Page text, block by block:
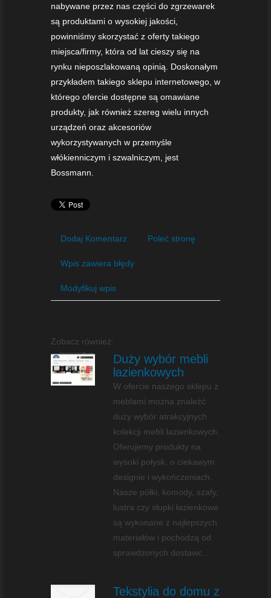
nabywane przez nas części do zgrzewarek
są produktami o wysokiej jakości,
powinniśmy skorzystać z oferty takiego
miejsca/firmy, która od lat cieszy się na
rynku nieposzlakowaną opinią. Doskonałym
przykładem takiego sklepu internetowego, w
którego ofercie dostępne są omawiane
produkty, jak również szereg wielu innych
urządzeń oraz akcesoriów
wykorzystywanych w przemyśle
włókienniczym i szwalniczym, jest
Bossmann.
Dodaj Komentarz Poleć stronę
Wpis zawiera błędy
Modyfikuj wpis
Zobacz również:
Duży wybór mebli
łazienkowych
W ofercie naszego sklepu z
meblami można znaleźć
duży wybór atrakcyjnych
kolekcji mebli łazienkowych.
Oferujemy produkty na
wysoki połysk, o ciekawym
designie i wykończeniach.
Nasze półki, komody, szafy,
lustra czy słupki łazienkowe
są wykonane z najlepszych
materiałów i pochodzą od
sprawdzonych dostawc...
Tekstylia do domu z